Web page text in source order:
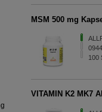
MSM 500 mg
100
VITAMIN K2 MK7